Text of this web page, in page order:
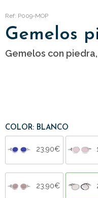
Ref: P009-MOP
Gemelos
Gemelos con
COLOR: BLANCO
23,90€
23,90€